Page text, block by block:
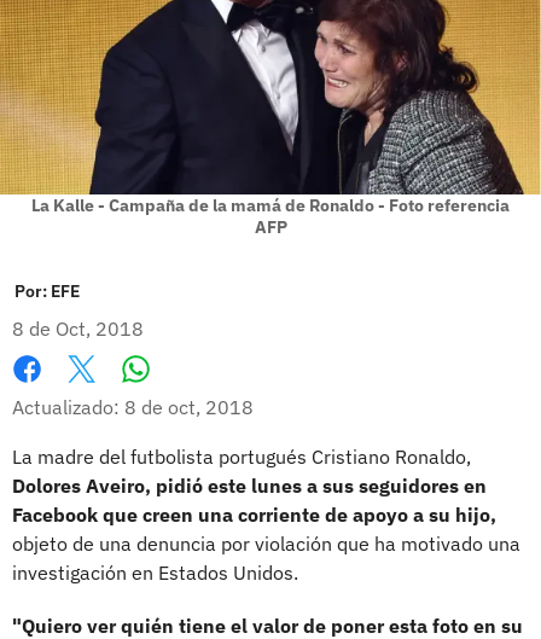
La Kalle - Campaña de la mamá de Ronaldo - Foto referencia
AFP
Por: EFE
8 de Oct, 2018
Facebook
X
Actualizado: 8 de oct, 2018
La madre del futbolista portugués Cristiano Ronaldo,
Dolores Aveiro, pidió este lunes a sus seguidores en
Facebook que creen una corriente de apoyo a su hijo,
objeto de una denuncia por violación que ha motivado una
investigación en Estados Unidos.
"Quiero ver quién tiene el valor de poner esta foto en su